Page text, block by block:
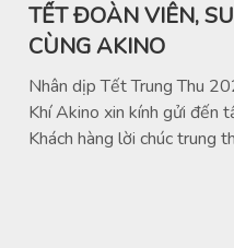
TẾT ĐOÀN VIÊN,
CÙNG AKINO
Nhân dịp Tết Trung Thu
Khí Akino xin kính gửi đến
Khách hàng lời chúc trung
hạnh phúc bên gia đình.